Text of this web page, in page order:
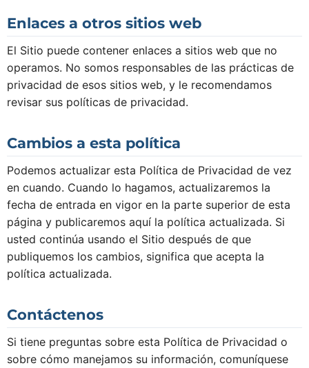
Enlaces a otros sitios web
El Sitio puede contener enlaces a sitios web que no
operamos. No somos responsables de las prácticas de
privacidad de esos sitios web, y le recomendamos
revisar sus políticas de privacidad.
Cambios a esta política
Podemos actualizar esta Política de Privacidad de vez
en cuando. Cuando lo hagamos, actualizaremos la
fecha de entrada en vigor en la parte superior de esta
página y publicaremos aquí la política actualizada. Si
usted continúa usando el Sitio después de que
publiquemos los cambios, significa que acepta la
política actualizada.
Contáctenos
Si tiene preguntas sobre esta Política de Privacidad o
sobre cómo manejamos su información, comuníquese